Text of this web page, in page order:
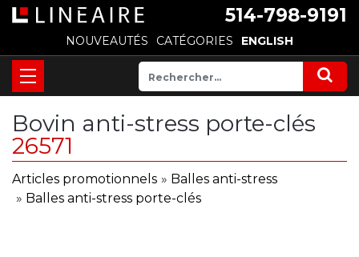
514-798-9191
NOUVEAUTÉS CATÉGORIES ENGLISH
Bovin anti-stress porte-clés
26571
Articles promotionnels » Balles anti-stress
» Balles anti-stress porte-clés